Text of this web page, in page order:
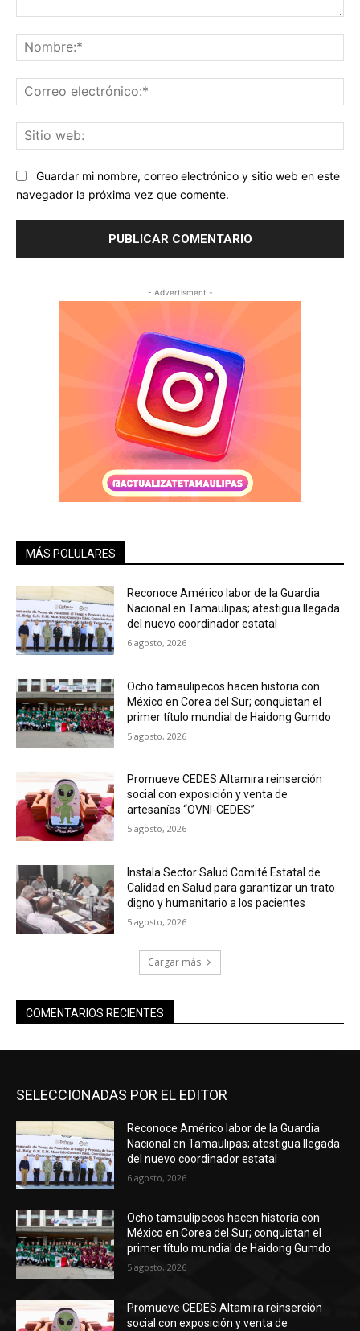
Guardar mi nombre, correo electrónico y sitio web en este
navegador la próxima vez que comente.
- Advertisment -
MÁS POLULARES
Reconoce Américo labor de la Guardia
Nacional en Tamaulipas; atestigua llegada
del nuevo coordinador estatal
6 agosto, 2026
Ocho tamaulipecos hacen historia con
México en Corea del Sur; conquistan el
primer título mundial de Haidong Gumdo
5 agosto, 2026
Promueve CEDES Altamira reinserción
social con exposición y venta de
artesanías “OVNI-CEDES”
5 agosto, 2026
Instala Sector Salud Comité Estatal de
Calidad en Salud para garantizar un trato
digno y humanitario a los pacientes
5 agosto, 2026
Cargar más
COMENTARIOS RECIENTES
SELECCIONADAS POR EL EDITOR
Reconoce Américo labor de la Guardia
Nacional en Tamaulipas; atestigua llegada
del nuevo coordinador estatal
6 agosto, 2026
Ocho tamaulipecos hacen historia con
México en Corea del Sur; conquistan el
primer título mundial de Haidong Gumdo
5 agosto, 2026
Promueve CEDES Altamira reinserción
social con exposición y venta de